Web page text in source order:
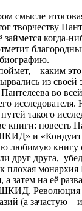
смысле
творчеству
когда-
биографию.
– каким
из своей
во
такого
книги: повесть
и
любимую книгу
друг друга,
плохая
а затем на её
Революция
(а зачастую –